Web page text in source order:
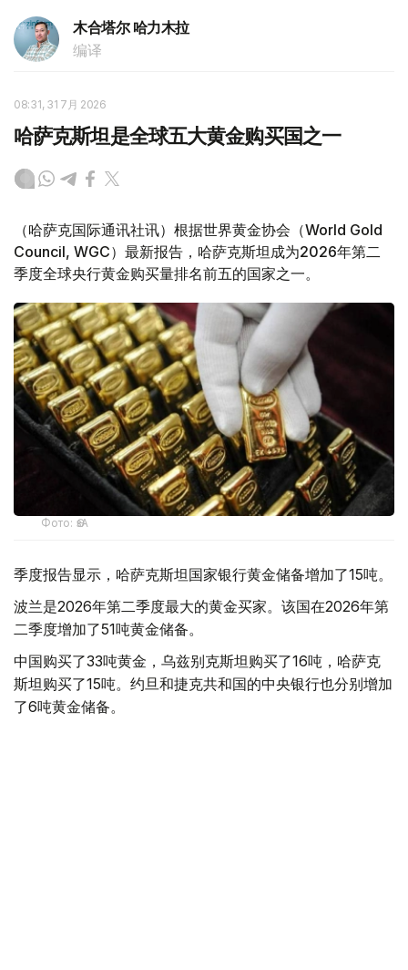
木合塔尔 哈力木拉
编译
08:31, 31 7月 2026
哈萨克斯坦是全球五大黄金购买国之一
（哈萨克国际通讯社讯）根据世界黄金协会（World Gold
Council, WGC）最新报告，哈萨克斯坦成为2026年第二
季度全球央行黄金购买量排名前五的国家之一。
Фото: ӨзА
季度报告显示，哈萨克斯坦国家银行黄金储备增加了15吨。
波兰是2026年第二季度最大的黄金买家。该国在2026年第
二季度增加了51吨黄金储备。
中国购买了33吨黄金，乌兹别克斯坦购买了16吨，哈萨克
斯坦购买了15吨。约旦和捷克共和国的中央银行也分别增加
了6吨黄金储备。